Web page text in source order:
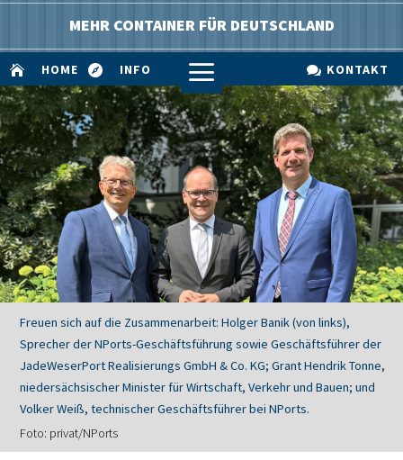
MEHR CONTAINER FÜR DEUTSCHLAND
 HOME  INFO a  KONTAKT
Freuen sich auf die Zusammenarbeit: Holger Banik (von links),
Sprecher der NPorts-Geschäftsführung sowie Geschäftsführer der
JadeWeserPort Realisierungs GmbH & Co. KG; Grant Hendrik Tonne,
niedersächsischer Minister für Wirtschaft, Verkehr und Bauen; und
Volker Weiß, technischer Geschäftsführer bei NPorts.
Foto: privat/NPorts